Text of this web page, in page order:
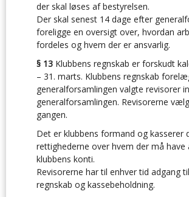
der skal løses af bestyrelsen.
Der skal senest 14 dage efter
foreligge en oversigt over, hvordan
fordeles og hvem der er ansvarlig.
§ 13 Klubbens regnskab er forskudt
– 31. marts. Klubbens regnskab
generalforsamlingen valgte revisorer
generalforsamlingen. Revisorerne
gangen.
Det er klubbens formand og kasserer
rettighederne over hvem der må have
klubbens konti.
Revisorerne har til enhver tid adgang
regnskab og kassebeholdning.